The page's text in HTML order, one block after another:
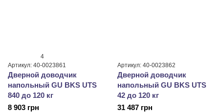
4
Артикул: 40-0023861
Дверной доводчик
напольный GU BKS UTS
840 до 120 кг
8 903 грн
Артикул: 40-0023862
Дверной доводчик
напольный GU BKS UTS
42 до 120 кг
31 487 грн